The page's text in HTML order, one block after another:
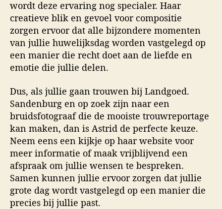
wordt deze ervaring nog specialer. Haar
creatieve blik en gevoel voor compositie
zorgen ervoor dat alle bijzondere momenten
van jullie huwelijksdag worden vastgelegd op
een manier die recht doet aan de liefde en
emotie die jullie delen.
Dus, als jullie gaan trouwen bij Landgoed.
Sandenburg en op zoek zijn naar een
bruidsfotograaf die de mooiste trouwreportage
kan maken, dan is Astrid de perfecte keuze.
Neem eens een kijkje op haar website voor
meer informatie of maak vrijblijvend een
afspraak om jullie wensen te bespreken.
Samen kunnen jullie ervoor zorgen dat jullie
grote dag wordt vastgelegd op een manier die
precies bij jullie past.